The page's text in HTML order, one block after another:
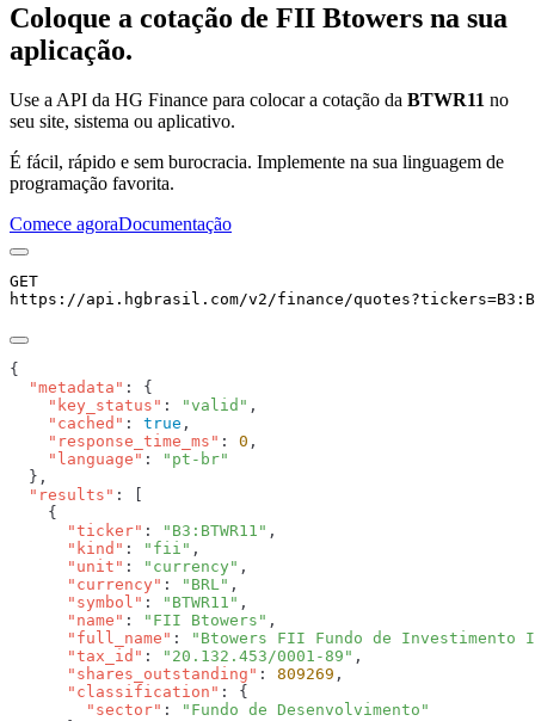
Coloque a cotação de FII Btowers na sua
aplicação.
Use a API da HG Finance para colocar a cotação da BTWR11 no
seu site, sistema ou aplicativo.
É fácil, rápido e sem burocracia. Implemente na sua linguagem de
programação favorita.
Comece agoraDocumentação
GET
https://api.hgbrasil.com/v2/finance/quotes?tickers=
  "metadata"
    "key_status"
: "valid"
    "cached"
: true
    "response_time_ms"
: 0
    "language"
:
  "results"
      "ticker"
: "B3:BTWR11"
      "kind"
: "fii"
      "unit"
: "currency"
      "currency"
: "BRL"
      "symbol"
: "BTWR11"
      "name"
: "FII Btowers"
      "full_name"
:
"Btowers FII Fundo de
      "tax_id"
: "20.132.453/0001-89"
      "shares_outstanding"
: 809269
      "classification"
        "sector"
: